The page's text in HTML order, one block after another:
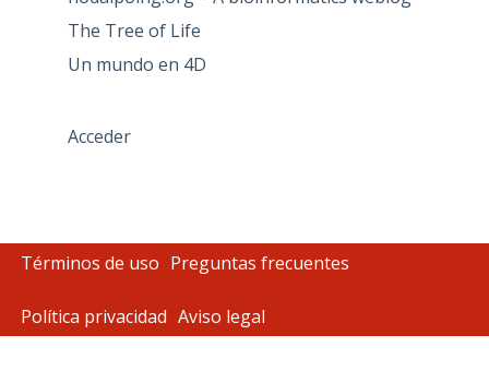
The Tree of Life
Un mundo en 4D
Acceder
Términos de uso Preguntas frecuentes
Política privacidad Aviso legal